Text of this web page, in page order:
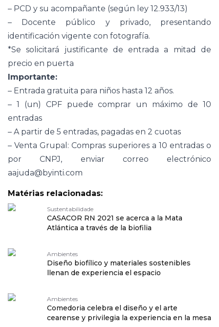
– PCD y su acompañante (según ley 12.933/13)
– Docente público y privado, presentando
identificación vigente con fotografía.
*Se solicitará justificante de entrada a mitad de
precio en puerta
Importante:
– Entrada gratuita para niños hasta 12 años.
– 1 (un) CPF puede comprar un máximo de 10
entradas
– A partir de 5 entradas, pagadas en 2 cuotas
– Venta Grupal: Compras superiores a 10 entradas o
por CNPJ, enviar correo electrónico
aajuda@byinti.com
Matérias relacionadas:
Sustentabilidade
CASACOR RN 2021 se acerca a la Mata
Atlántica a través de la biofilia
Ambientes
Diseño biofílico y materiales sostenibles
llenan de experiencia el espacio
Ambientes
Comedoria celebra el diseño y el arte
cearense y privilegia la experiencia en la mesa